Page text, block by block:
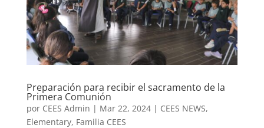
Preparación para recibir el sacramento de la
Primera Comunión
por CEES Admin | Mar 22, 2024| CEES NEWS,
Elementary, Familia CEES